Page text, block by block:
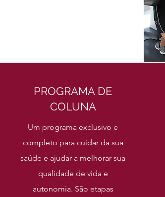
PROGRAMA DE
COLUNA
Um programa exclusivo e
completo para cuidar da sua
saúde e ajudar a melhorar sua
qualidade de vida e
autonomia. São etapas